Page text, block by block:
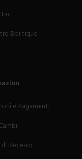
Boutique
e Pagamenti
Recesso